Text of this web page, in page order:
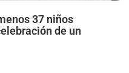
37 niños
de un